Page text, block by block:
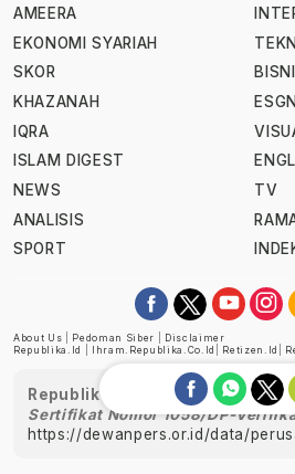
AMEERA
EKONOMI SYARIAH
SKOR
KHAZANAH
IQRA
ISLAM DIGEST
NEWS
ANALISIS
SPORT
TV
About Us Pedoman Siber
Disclaimer
Republika.id
Ihram.republika.co.id Retizen.id
Republika telah diverifikasi
Sertifikat Nomor 1058/DP-
https://dewanpers.or.id/data/